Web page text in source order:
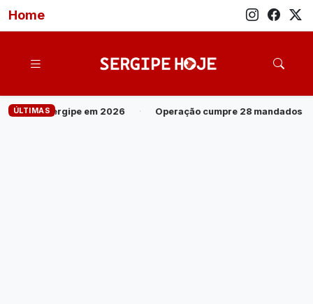
Home
ÚLTIMAS
28 mandados contra grupo investigado por roubo de cargas